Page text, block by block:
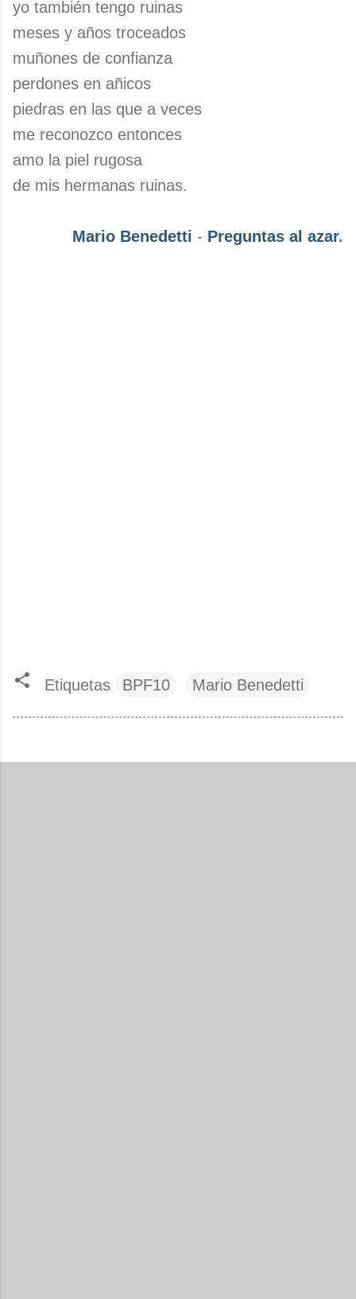
yo también tengo ruinas
meses y años troceados
muñones de confianza
perdones en añicos
piedras en las que a veces
me reconozco entonces
amo la piel rugosa
de mis hermanas ruinas.
Mario Benedetti - Preguntas al azar.
Etiquetas BPF10 Mario Benedetti